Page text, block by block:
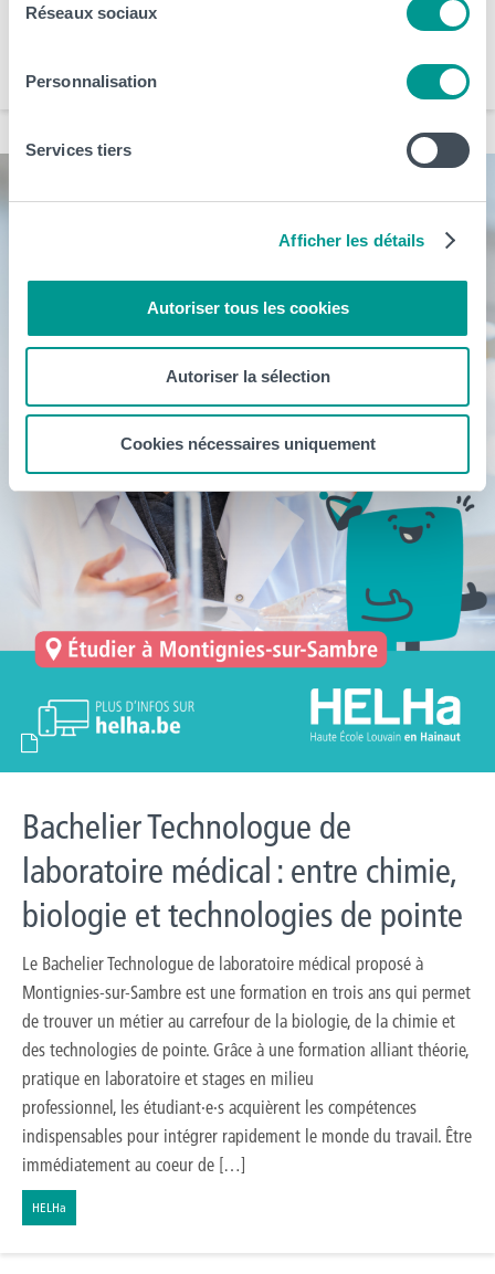
Réseaux sociaux
Personnalisation
Services tiers
Afficher les détails
Autoriser tous les cookies
Autoriser la sélection
Cookies nécessaires uniquement
Arts, Business et Communication HELHa
Bachelier Technologue de
laboratoire médical : entre chimie,
biologie et technologies de pointe
Le Bachelier Technologue de laboratoire médical proposé à
Montignies-sur-Sambre est une formation en trois ans qui permet
de trouver un métier au carrefour de la biologie, de la chimie et
des technologies de pointe. Grâce à une formation alliant théorie,
pratique en laboratoire et stages en milieu
professionnel, les étudiant·e·s acquièrent les compétences
indispensables pour intégrer rapidement le monde du travail. Être
immédiatement au coeur de […]
HELHa